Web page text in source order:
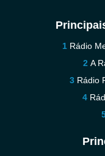
Rádio
A
Rádio